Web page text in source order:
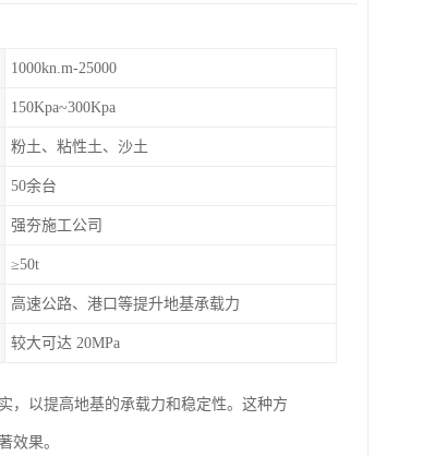
1000kn.m-25000
150Kpa~300Kpa
粉土、粘性土、沙土
50余台
强夯施工公司
≥50t
高速公路、港口等提升地基承载力
较大可达 20MPa
，以提高地基的承载力和稳定性。这种方
效果。